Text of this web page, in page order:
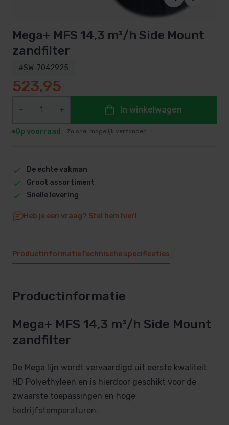
Mega+ MFS 14,3 m³/h Side Mount
zandfilter
#SW-7042925
523,95
In winkelwagen
Op voorraad Zo snel mogelijk verzonden
De echte vakman
Groot assortiment
Snelle levering
Heb je een vraag? Stel hem hier!
ProductinformatieTechnische specificaties
Productinformatie
Mega+ MFS 14,3 m³/h Side Mount
zandfilter
De Mega lijn wordt vervaardigd uit eerste kwaliteit
HD Polyethyleen en is hierdoor geschikt voor de
zwaarste toepassingen en hoge
bedrijfstemperaturen.